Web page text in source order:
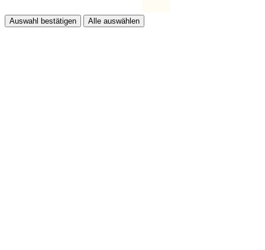
Auswahl bestätigen Alle auswählen